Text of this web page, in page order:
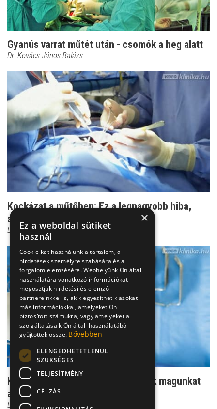
Gyanús varrat műtét után - csomók a heg alatt
Dr. Kovács János Balázs
Kockázat a műtőben: Ez a legnagyobb hiba,
amit a sebész elkö...
Dr. Kovács János Balázs
Köldöksérv: érdemes-e rászánnunk magunkat
az operációra?
Dr. Kovács János Balázs
×
Ez a weboldal sütiket
használ
Cookie-kat használunk a tartalom, a
hirdetések személyre szabására és a
forgalom elemzésére. Webhelyünk Ön általi
használatára vonatkozó információkat
megosztjuk hirdetési és elemző
partnereinkkel is, akik egyesíthetik azokat
más információkkal, amelyeket Ön
biztosított számukra, vagy amelyeket a
szolgáltatásaik Ön általi használatából
gyűjtöttek össze. Bővebben
ELENGEDHETETLENÜL
SZÜKSÉGES
TELJESÍTMÉNY
CÉLZÁS